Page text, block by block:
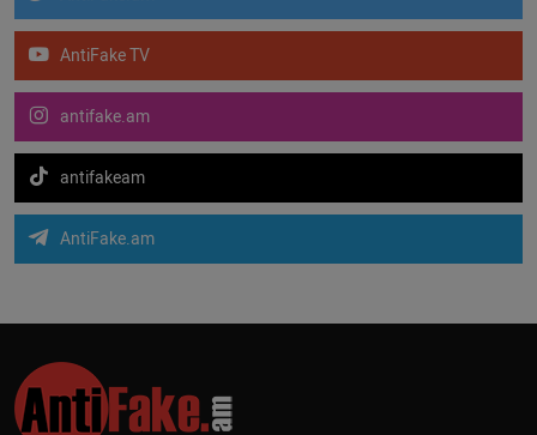
AntiFake TV
antifake.am
antifakeam
AntiFake.am